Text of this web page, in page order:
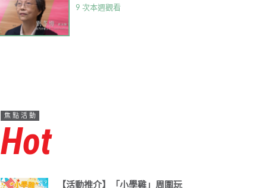
9 次本週觀看
焦點活動
Hot
【活動推介】「小學雞」周圍玩